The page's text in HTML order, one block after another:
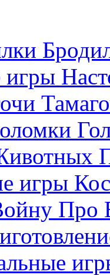
Про